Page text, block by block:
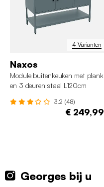
4 Varianten
Naxos
Module buitenkeuken met plank
en 3 deuren staal L120cm
3.2 (48)
€ 249,99
Georges bij u